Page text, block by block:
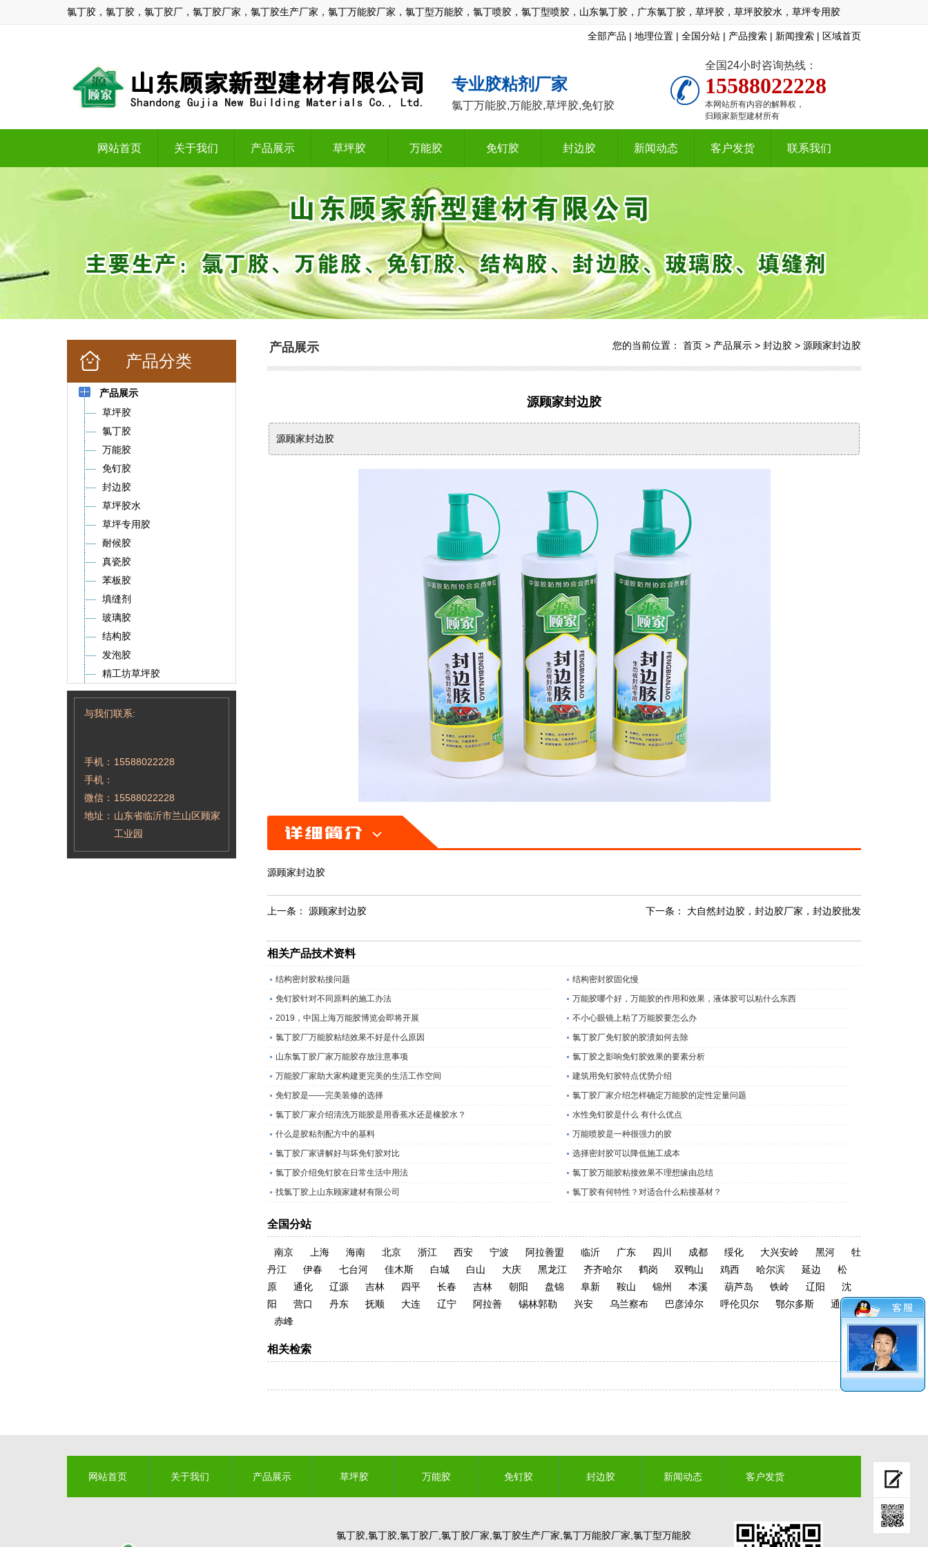
氯丁胶，氯丁胶，氯丁胶厂，氯丁胶厂家，氯丁胶生产厂家，氯丁万能胶厂家，氯丁型万能胶，氯丁喷胶，氯丁型喷胶，山东氯丁胶，广东氯丁胶，草坪胶，草坪胶胶水，草坪专用胶
全部产品 | 地理位置 | 全国分站 | 产品搜索 | 新闻搜索 | 区域首页
专业胶粘剂厂家
氯丁万能胶,万能胶,草坪胶,免钉胶
全国24小时咨询热线：
15588022228
本网站所有内容的解释权，
归顾家新型建材所有
网站首页 关于我们 产品展示 草坪胶 万能胶 免钉胶 封边胶 新闻动态 客户发货 联系我们
产品分类
产品展示
草坪胶
氯丁胶
万能胶
免钉胶
封边胶
草坪胶水
草坪专用胶
耐候胶
真瓷胶
苯板胶
填缝剂
玻璃胶
结构胶
发泡胶
精工坊草坪胶
与我们联系:
手机： 15588022228
手机：
微信： 15588022228
地址： 山东省临沂市兰山区顾家
工业园
产品展示 您的当前位置： 首页 > 产品展示 > 封边胶 > 源顾家封边胶
源顾家封边胶
源顾家封边胶
源顾家封边胶
下一条： 大自然封边胶，封边胶厂家，封边胶批发
上一条： 源顾家封边胶
相关产品技术资料
结构密封胶粘接问题
结构密封胶固化慢
免钉胶针对不同原料的施工办法
万能胶哪个好，万能胶的作用和效果，液体胶可以粘什么东西
2019，中国上海万能胶博览会即将开展
不小心眼镜上粘了万能胶要怎么办
氯丁胶厂万能胶粘结效果不好是什么原因
氯丁胶厂免钉胶的胶渍如何去除
山东氯丁胶厂家万能胶存放注意事项
氯丁胶之影响免钉胶效果的要素分析
万能胶厂家助大家构建更完美的生活工作空间
建筑用免钉胶特点优势介绍
免钉胶是——完美装修的选择
氯丁胶厂家介绍怎样确定万能胶的定性定量问题
氯丁胶厂家介绍清洗万能胶是用香蕉水还是橡胶水？
水性免钉胶是什么 有什么优点
什么是胶粘剂配方中的基料
万能喷胶是一种很强力的胶
氯丁胶厂家讲解好与坏免钉胶对比
选择密封胶可以降低施工成本
氯丁胶介绍免钉胶在日常生活中用法
氯丁胶万能胶粘接效果不理想缘由总结
找氯丁胶上山东顾家建材有限公司
氯丁胶有何特性？对适合什么粘接基材？
全国分站
南京 上海 海南 北京 浙江 西安 宁波 阿拉善盟 临沂 广东 四川 成都 绥化 大兴安岭 黑河
牡
丹江
伊春 七台河 佳木斯 白城 白山 大庆 黑龙江 齐齐哈尔 鹤岗 双鸭山 鸡西 哈尔滨 延边
松
原
通化 辽源 吉林 四平 长春 吉林 朝阳 盘锦 阜新 鞍山 锦州 本溪 葫芦岛 铁岭 辽阳
沈
阳
营口 丹东 抚顺 大连 辽宁 阿拉善 锡林郭勒 兴安 乌兰察布 巴彦淖尔 呼伦贝尔 鄂尔多斯
通辽
赤峰
相关检索
网站首页 关于我们 产品展示 草坪胶 万能胶 免钉胶 封边胶 新闻动态 客户发货
氯丁胶,氯丁胶,氯丁胶厂,氯丁胶厂家,氯丁胶生产厂家,氯丁万能胶厂家,氯丁型万能胶